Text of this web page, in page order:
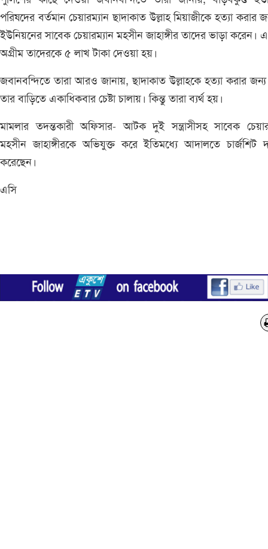
পরিষদের বর্তমান চেয়ারম্যান ছাদাকাত উল্লাহ মিয়াজীকে হত্যা করার
ইউনিয়নের সাবেক চেয়ারম্যান মহসীন জাহাঙ্গীর তাদের ভাড়া করেন।
অগ্রীম তাদেরকে ৫ লাখ টাকা দেওয়া হয়।
জবানবন্দিতে তারা আরও জানায়, ছাদাকাত উল্লাহকে হত্যা করার জন্য
তার বাড়িতে একাধিকবার চেষ্টা চালায়। কিন্তু তারা ব্যর্থ হয়।
মামলার তদন্তকারী অফিসার- আটক দুই সন্ত্রাসীসহ সাবেক
মহসীন জাহাঙ্গীরকে অভিযুক্ত করে ইতিমধ্যে আদালতে চার্জশিট
করেছেন।
এসি